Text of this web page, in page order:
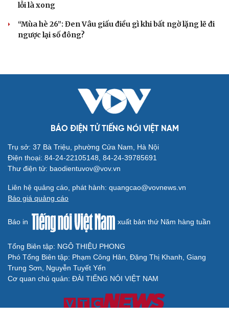
lỗi là xong
“Mùa hè 26”: Đen Vâu giấu điều gì khi bất ngờ lặng lẽ đi
ngược lại số đông?
BÁO ĐIỆN TỬ TIẾNG NÓI VIỆT NAM
Trụ sở: 37 Bà Triệu, phường Cửa Nam, Hà Nội
Điện thoại: 84-24-22105148, 84-24-39785691
Thư điện tử: baodientuvov@vov.vn
Liên hệ quảng cáo, phát hành: quangcao@vovnews.vn
Báo giá quảng cáo
Báo in xuất bản thứ Năm hàng tuần
Tổng Biên tập: NGÔ THIỆU PHONG
Phó Tổng Biên tập: Phạm Công Hân, Đặng Thị Khanh, Giang
Trung Sơn, Nguyễn Tuyết Yến
Cơ quan chủ quản: ĐÀI TIẾNG NÓI VIỆT NAM